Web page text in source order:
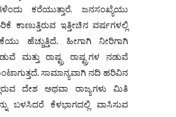
ಕರೆಯುತ್ತಾರೆ. ಜನಸಂಖ್ಯೆಯು
ಕಾಣುತ್ತಿರುವ ಇತ್ತೀಚಿನ ವರ್ಷಗಳಲ್ಲಿ
ಹೆಚ್ಚುತ್ತಿದೆ. ಹೀಗಾಗಿ ನೀರಿಗಾಗಿ
ಮತ್ತು ರಾಷ್ಟ್ರ ರಾಷ್ಟ್ರಗಳ ನಡುವೆ
ಸಾಮಾನ್ಯವಾಗಿ ನದಿ ಹರಿವಿನ
ದೇಶ ಅಥವಾ ರಾಜ್ಯಗಳು ಮಿತಿ
ಬಳಸಿದರೆ ಕೆಳಭಾಗದಲ್ಲಿ ವಾಸಿಸುವ